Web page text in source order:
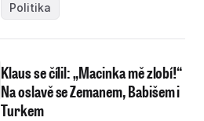
Politika
Klaus se čílil: „Macinka mě zlobí!“
Na oslavě se Zemanem, Babišem i
Turkem